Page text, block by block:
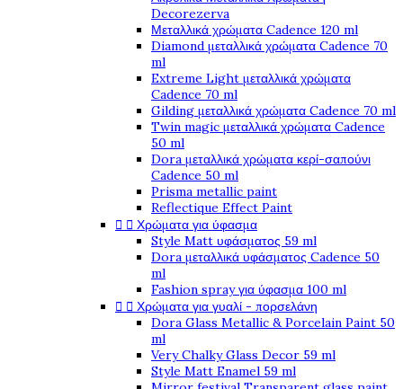
Decorezerva
Μεταλλικά χρώματα Cadence 120 ml
Diamond μεταλλικά χρώματα Cadence 70
ml
Extreme Light μεταλλικά χρώματα
Cadence 70 ml
Gilding μεταλλικά χρώματα Cadence 70 ml
Twin magic μεταλλικά χρώματα Cadence
50 ml
Dora μεταλλικά χρώματα κερί-σαπούνι
Cadence 50 ml
Prisma metallic paint
Reflectique Effect Paint
  Χρώματα για ύφασμα
Style Matt υφάσματος 59 ml
Dora μεταλλικά υφάσματος Cadence 50
ml
Fashion spray για ύφασμα 100 ml
  Χρώματα για γυαλί - πορσελάνη
Dora Glass Metallic & Porcelain Paint 50
ml
Very Chalky Glass Decor 59 ml
Style Matt Enamel 59 ml